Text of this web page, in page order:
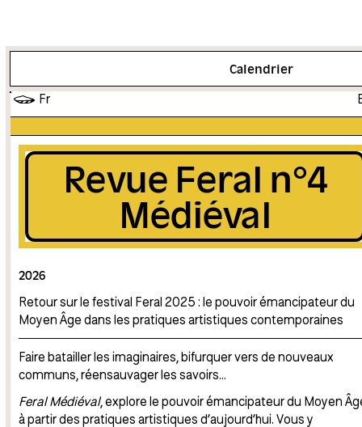
Calendrier
Plus d'info
Fr
Revue Feral n°4
Médiéval
2026
Retour sur le festival Feral 2025 : le pouvoir émancipateur du
Moyen Âge dans les pratiques artistiques contemporaines
Faire batailler les imaginaires, bifurquer vers de nouveaux
communs, réensauvager les savoirs…
Feral Médiéval, explore le pouvoir émancipateur du Moyen
à partir des pratiques artistiques d’aujourd’hui. Vous y